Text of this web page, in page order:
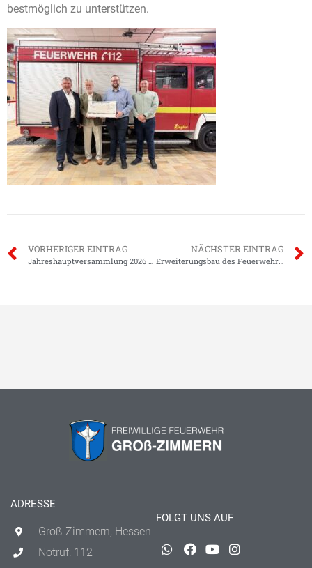
bestmöglich zu unterstützen.
VORHERIGER EINTRAG NÄCHSTER EINTRAG
Erweiterungsbau des Feuerwehrstützpunktes feierlich eingeweiht
ADRESSE
Groß-Zimmern, Hessen
Notruf: 112
FOLGT UNS AUF